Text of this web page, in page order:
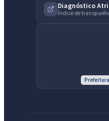
Diagnóstico
Índice de
Olá. Pergunte sobre
licitações, estrutura ou